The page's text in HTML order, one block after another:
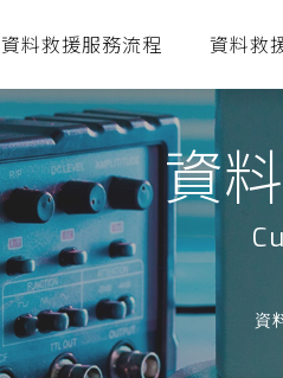
資料救援服務流程 資料救
資
資